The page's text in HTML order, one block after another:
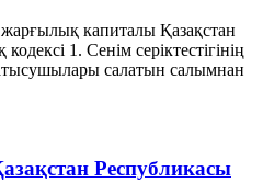
капиталы Қазақстан
1. Сенiм серiктестiгiнiң
салатын салымнан
Республикасы